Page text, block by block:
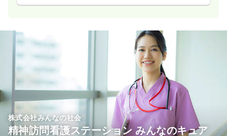
株式会社みんなの社会
精神訪問看護ステーション みんなのキュア